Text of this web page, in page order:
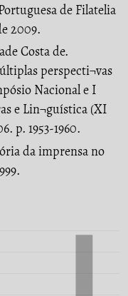
de Filatelia
2009.
Costa de.
perspecti¬vas
Nacional e I
e Lin¬guística (XI
p. 1953-1960.
da imprensa no